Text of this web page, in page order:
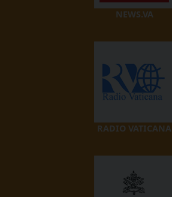
NEWS.VA
RADIO VATICANA